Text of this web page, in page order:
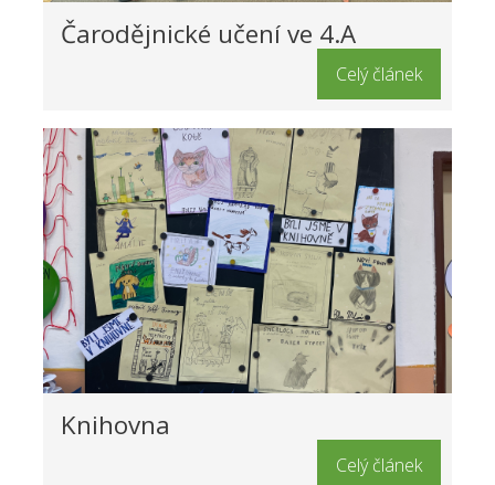
Čarodějnické učení ve 4.A
Celý článek
Knihovna
Celý článek